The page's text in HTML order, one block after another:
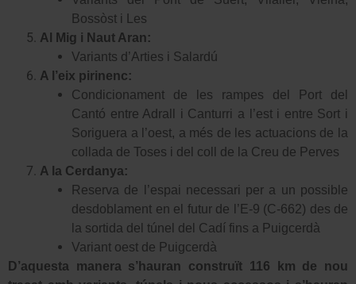
Bossòst i Les
Al Mig i Naut Aran:
Variants d’Arties i Salardú
A l’eix pirinenc:
Condicionament de les rampes del Port del
Cantó entre Adrall i Canturri a l’est i entre Sort i
Soriguera a l’oest, a més de les actuacions de la
collada de Toses i del coll de la Creu de Perves
A la Cerdanya:
Reserva de l’espai necessari per a un possible
desdoblament en el futur de l’E-9 (C-662) des de
la sortida del túnel del Cadí fins a Puigcerdà
Variant oest de Puigcerdà
D’aquesta manera s’hauran construït 116 km de nou